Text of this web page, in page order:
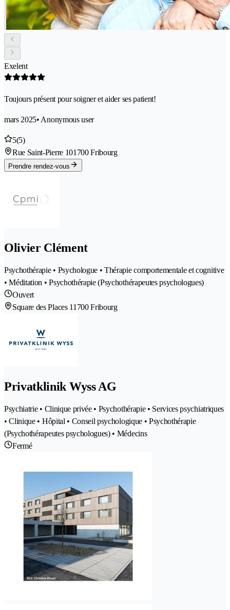
Exelent
Toujours présent pour soigner et aider ses patient!
mars 2025• Anonymous user
5(5)
Rue Saint-Pierre 101700 Fribourg
Prendre rendez-vous
Olivier Clément
Psychothérapie • Psychologue • Thérapie comportementale et cognitive
• Méditation • Psychothérapie (Psychothérapeutes psychologues)
Ouvert
Square des Places 11700 Fribourg
Privatklinik Wyss AG
Psychiatrie • Clinique privée • Psychothérapie • Services psychiatriques
• Clinique • Hôpital • Conseil psychologique • Psychothérapie
(Psychothérapeutes psychologues) • Médecins
Fermé